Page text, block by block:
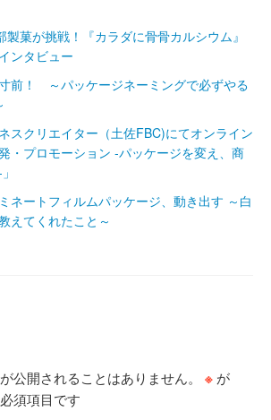
菓が挑戦！『カラダに骨骨カルシウム』
ンタビュー
前！ ～パッケージネーミングで必ずやる
スクリエイター（土佐FBC)にてオンライン
プロモーション ‐パッケージを変え、商
ネートフィルムパッケージ、動き出す ～白
えてくれたこと～
公開されることはありません。 ※ が
須項目です